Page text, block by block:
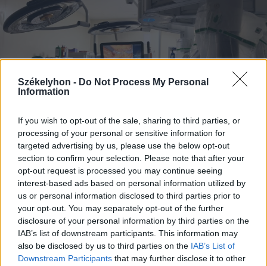
Székelyhon - Do Not Process My Personal
Information
If you wish to opt-out of the sale, sharing to third parties, or
processing of your personal or sensitive information for
targeted advertising by us, please use the below opt-out
section to confirm your selection. Please note that after your
opt-out request is processed you may continue seeing
interest-based ads based on personal information utilized by
us or personal information disclosed to third parties prior to
your opt-out. You may separately opt-out of the further
disclosure of your personal information by third parties on the
IAB’s list of downstream participants. This information may
also be disclosed by us to third parties on the IAB’s List of
Downstream Participants that may further disclose it to other
2026. augusztus 06., csütörtök
Elvégezték az első
robotasszisztált urológiai műtétet
Csíkszeredában